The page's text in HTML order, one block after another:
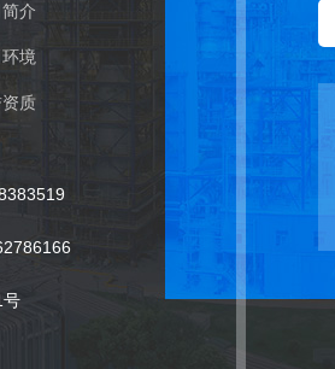
介
境
质
号